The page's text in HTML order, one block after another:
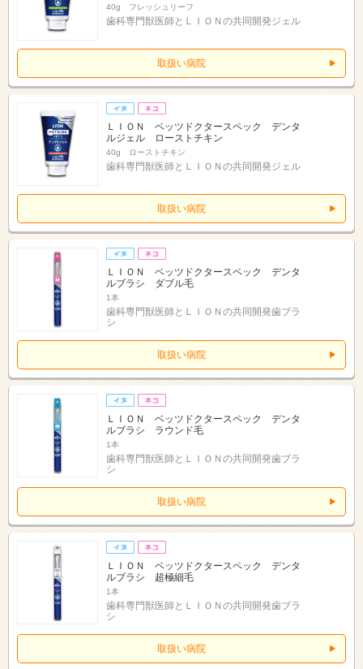
40g フレッシュリーフ
歯科専門獣医師とＬＩＯＮの共同開発ジェル
取扱い病院
ＬＩＯＮ ベッツドクタースペック デンタ
ルジェル ローストチキン
40g ローストチキン
歯科専門獣医師とＬＩＯＮの共同開発ジェル
取扱い病院
ＬＩＯＮ ベッツドクタースペック デンタ
ルブラシ ダブル毛
1本
歯科専門獣医師とＬＩＯＮの共同開発歯ブラ
シ
取扱い病院
ＬＩＯＮ ベッツドクタースペック デンタ
ルブラシ ラウンド毛
1本
歯科専門獣医師とＬＩＯＮの共同開発歯ブラ
シ
取扱い病院
ＬＩＯＮ ベッツドクタースペック デンタ
ルブラシ 超極細毛
1本
歯科専門獣医師とＬＩＯＮの共同開発歯ブラ
シ
取扱い病院